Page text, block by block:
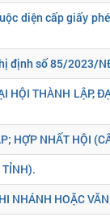
diện cấp giấy
định số 85/2023/
HỘI THÀNH LẬP,
HỢP NHẤT HỘI
TỈNH).
NHÁNH HOẶC